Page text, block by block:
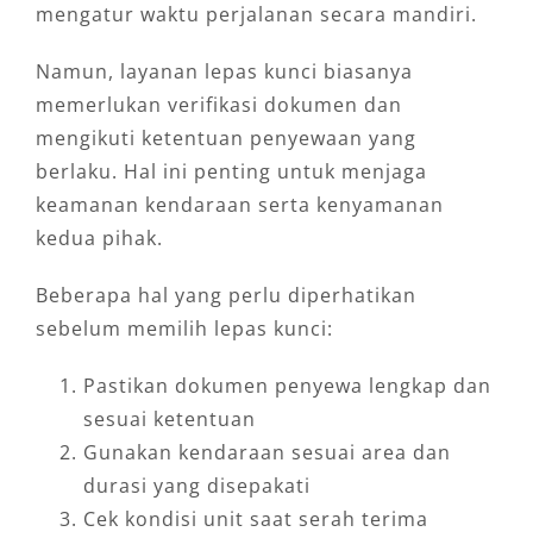
mengatur waktu perjalanan secara mandiri.
Namun, layanan lepas kunci biasanya
memerlukan verifikasi dokumen dan
mengikuti ketentuan penyewaan yang
berlaku. Hal ini penting untuk menjaga
keamanan kendaraan serta kenyamanan
kedua pihak.
Beberapa hal yang perlu diperhatikan
sebelum memilih lepas kunci:
Pastikan dokumen penyewa lengkap dan
sesuai ketentuan
Gunakan kendaraan sesuai area dan
durasi yang disepakati
Cek kondisi unit saat serah terima